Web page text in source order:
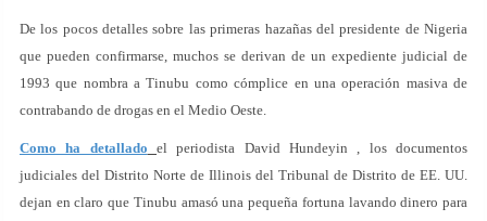
De los pocos detalles sobre las primeras hazañas del presidente de Nigeria
que pueden confirmarse, muchos se derivan de un expediente judicial de
1993 que nombra a Tinubu como cómplice en una operación masiva de
contrabando de drogas en el Medio Oeste.
Como ha detallado
el periodista David Hundeyin , los documentos
judiciales del Distrito Norte de Illinois del Tribunal de Distrito de EE. UU.
dejan en claro que Tinubu amasó una pequeña fortuna lavando dinero para